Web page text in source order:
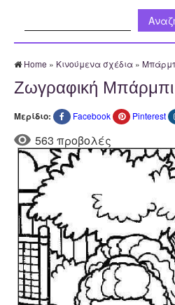
Home » Κινούμενα σχέδια »
Ζωγραφική Μπάρμπι
Μερίδιο: Facebook Pinterest
563 προβολές